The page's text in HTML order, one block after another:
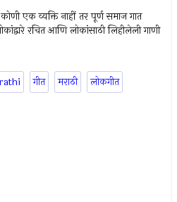
एक व्यक्ति नाहीं तर पूर्ण समाज गात
रचित आणि लोकांसाठी लिहीलेली गाणी
गीत मराठी लोकगीत